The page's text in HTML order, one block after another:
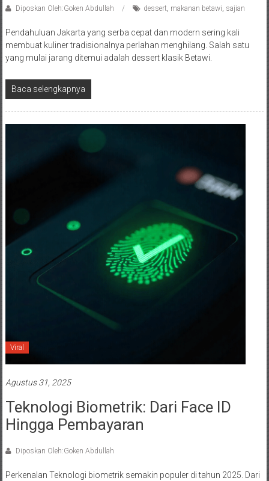
Diposkan Oleh:Goken Abdullah dessert, makanan betawi, sajian
Pendahuluan Jakarta yang serba cepat dan modern sering kali
membuat kuliner tradisionalnya perlahan menghilang. Salah satu
yang mulai jarang ditemui adalah dessert klasik Betawi.
Baca selengkapnya
Viral
Agustus 31, 2025
Teknologi Biometrik: Dari Face ID
Hingga Pembayaran
Diposkan Oleh:Goken Abdullah
Perkenalan Teknologi biometrik semakin populer di tahun 2025. Dari